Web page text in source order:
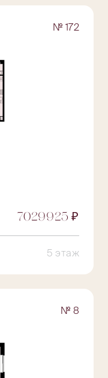
№ 172
7029925 ₽
5 этаж
№ 8